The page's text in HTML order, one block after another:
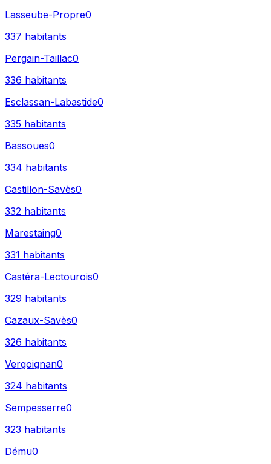
Lasseube-Propre0
337 habitants
Pergain-Taillac0
336 habitants
Esclassan-Labastide0
335 habitants
Bassoues0
334 habitants
Castillon-Savès0
332 habitants
Marestaing0
331 habitants
Castéra-Lectourois0
329 habitants
Cazaux-Savès0
326 habitants
Vergoignan0
324 habitants
Sempesserre0
323 habitants
Dému0